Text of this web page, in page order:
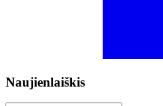
Naujienlaiškis